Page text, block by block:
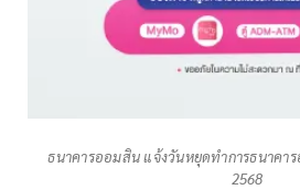
ธนาคารออมสิน แจ้งวันหยุดทำการธนาคา
2568